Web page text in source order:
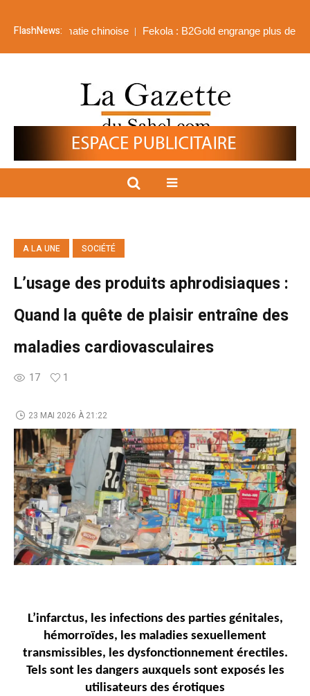
FlashNews:
chinoise Fekola : B2Gold engrange plus de 518 millions
A LA UNE SOCIÉTÉ
L’usage des produits aphrodisiaques :
Quand la quête de plaisir entraîne des
maladies cardiovasculaires
17 1
23 MAI 2026 À 21:22
L’infarctus, les infections des parties génitales,
hémorroïdes, les maladies sexuellement
transmissibles, les dysfonctionnement érectiles.
Tels sont les dangers auxquels sont exposés les
utilisateurs des érotiques